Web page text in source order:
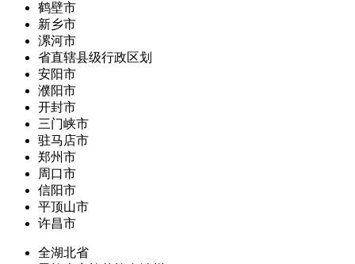
鹤壁市
新乡市
漯河市
省直辖县级行政区划
安阳市
濮阳市
开封市
三门峡市
驻马店市
郑州市
周口市
信阳市
平顶山市
许昌市
全湖北省